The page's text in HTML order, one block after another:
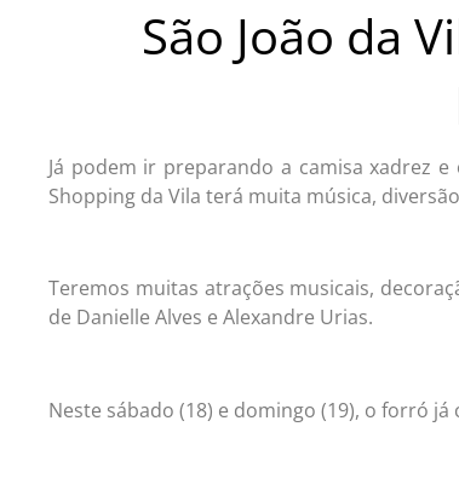
São João da
Já podem ir preparando a camisa xadrez
Shopping da Vila terá muita música,
Teremos muitas atrações musicais,
de Danielle Alves e Alexandre Urias.
Neste sábado (18) e domingo (19), o forró